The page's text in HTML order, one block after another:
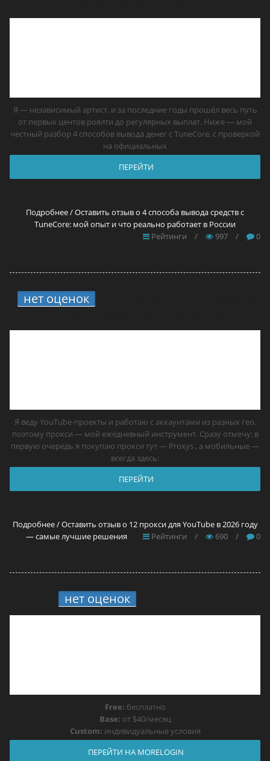
Я — независимый артист, и за последние годы прошёл весь путь
от первых центов роялти до регулярных выплат. Ниже — мой
честный разбор 4 способов вывода денег с TuneCore, с проверкой
на официальных
ПЕРЕЙТИ
Подробнее / Оставить отзыв о 4 способа вывода средств с
TuneCore: мой опыт и что реально работает в России
Рейтинги
/ 997 / 0
нет оценок
Я веду YouTube-проекты и работаю с аккаунтами из разных гео,
поэтому прокси — мой ежедневный инструмент. Сразу отмечу: в
первую очередь я покупаю прокси тут — Proxys , а мобильные —
всегда здесь:
ПЕРЕЙТИ
Подробнее / Оставить отзыв о 12 прокси для YouTube в 2026 году
— самые лучшие решения
Рейтинги / 690 / 0
нет оценок
Free: бесплатно
Base: от $40/месяц
Custom: индивидуальные условия
ПЕРЕЙТИ НА MORELOGIN